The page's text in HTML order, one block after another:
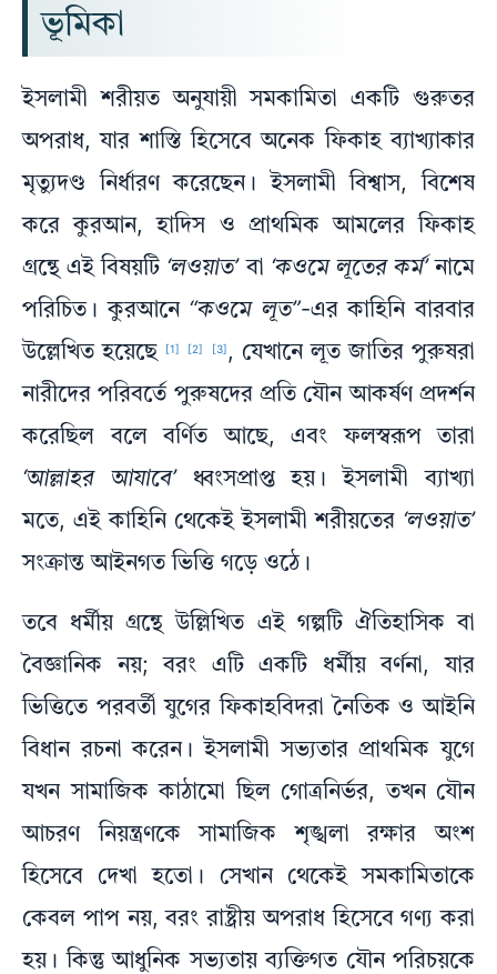
ভূমিকা
ইসলামী শরীয়ত অনুযায়ী সমকামিতা একটি গুরুতর
অপরাধ, যার শাস্তি হিসেবে অনেক ফিকাহ ব্যাখ্যাকার
মৃত্যুদণ্ড নির্ধারণ করেছেন। ইসলামী বিশ্বাস, বিশেষ
করে কুরআন, হাদিস ও প্রাথমিক আমলের ফিকাহ
গ্রন্থে এই বিষয়টি ‘লওয়াত’ বা ‘কওমে লূতের কর্ম’নামে
পরিচিত। কুরআনে “কওমে লূত”-এর কাহিনি বারবার
উল্লেখিত হয়েছে
[1] [2] [3] , যেখানে লূত জাতির পুরুষরা
নারীদের পরিবর্তে পুরুষদের প্রতি যৌন আকর্ষণ প্রদর্শন
করেছিল বলে বর্ণিত আছে, এবং ফলস্বরূপ তারা
‘আল্লাহর আযাবে’ধ্বংসপ্রাপ্ত হয়। ইসলামী ব্যাখ্যা
মতে, এই কাহিনি থেকেই ইসলামী শরীয়তের ‘লওয়াত’
সংক্রান্ত আইনগত ভিত্তি গড়ে ওঠে।
তবে ধর্মীয় গ্রন্থে উল্লিখিত এই গল্পটি ঐতিহাসিক বা
বৈজ্ঞানিক নয়; বরং এটি একটি ধর্মীয় বর্ণনা, যার
ভিত্তিতে পরবর্তী যুগের ফিকাহবিদরা নৈতিক ও আইনি
বিধান রচনা করেন। ইসলামী সভ্যতার প্রাথমিক যুগে
যখন সামাজিক কাঠামো ছিল গোত্রনির্ভর, তখন যৌন
আচরণ নিয়ন্ত্রণকে সামাজিক শৃঙ্খলা রক্ষার অংশ
হিসেবে দেখা হতো। সেখান থেকেই সমকামিতাকে
কেবল পাপ নয়, বরং রাষ্ট্রীয় অপরাধ হিসেবে গণ্য করা
হয়। কিন্তু আধুনিক সভ্যতায় ব্যক্তিগত যৌন পরিচয়কে